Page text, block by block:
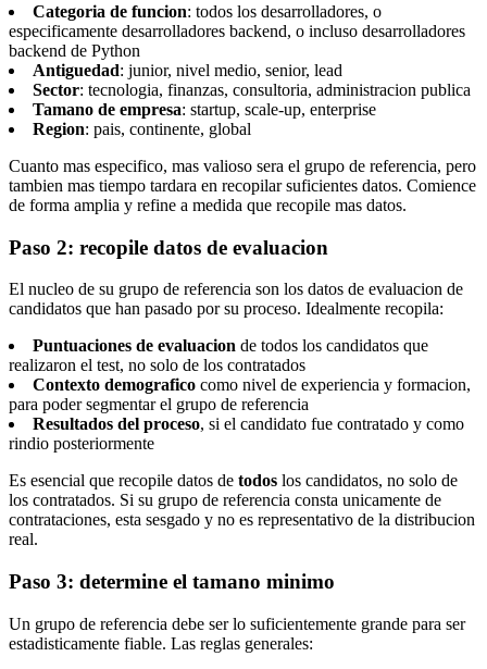
Categoria de funcion: todos los desarrolladores, o
especificamente desarrolladores backend, o incluso desarrolladores
backend de Python
Antiguedad: junior, nivel medio, senior, lead
Sector: tecnologia, finanzas, consultoria, administracion publica
Tamano de empresa: startup, scale-up, enterprise
Region: pais, continente, global
Cuanto mas especifico, mas valioso sera el grupo de referencia, pero
tambien mas tiempo tardara en recopilar suficientes datos. Comience
de forma amplia y refine a medida que recopile mas datos.
Paso 2: recopile datos de evaluacion
El nucleo de su grupo de referencia son los datos de evaluacion de
candidatos que han pasado por su proceso. Idealmente recopila:
Puntuaciones de evaluacion de todos los candidatos que
realizaron el test, no solo de los contratados
Contexto demografico como nivel de experiencia y formacion,
para poder segmentar el grupo de referencia
Resultados del proceso, si el candidato fue contratado y como
rindio posteriormente
Es esencial que recopile datos de todos los candidatos, no solo de
los contratados. Si su grupo de referencia consta unicamente de
contrataciones, esta sesgado y no es representativo de la distribucion
real.
Paso 3: determine el tamano minimo
Un grupo de referencia debe ser lo suficientemente grande para ser
estadisticamente fiable. Las reglas generales: